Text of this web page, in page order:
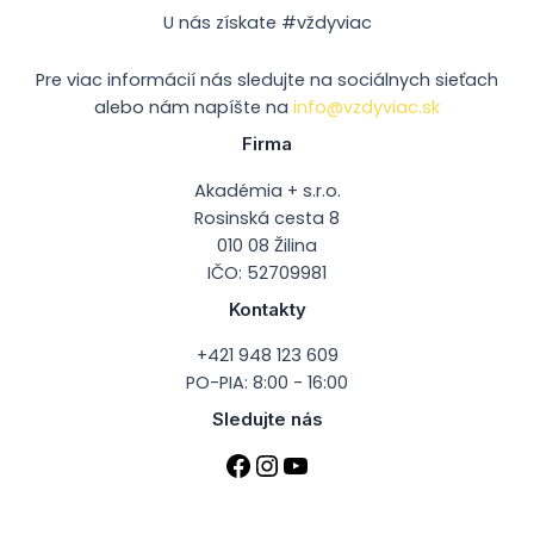
U nás získate #vždyviac
Pre viac informácií nás sledujte na sociálnych sieťach
alebo nám napíšte na info@vzdyviac.sk
Firma
Akadémia + s.r.o.
Rosinská cesta 8
010 08 Žilina
IČO: 52709981
Kontakty
+421 948 123 609
PO-PIA: 8:00 - 16:00
Sledujte nás